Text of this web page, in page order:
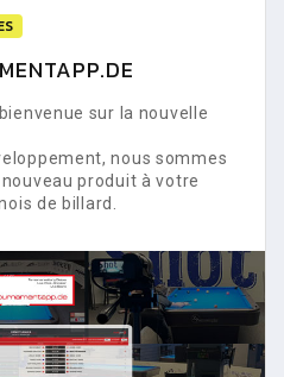
sur la nouvelle
nous sommes
produit à votre
de billard.